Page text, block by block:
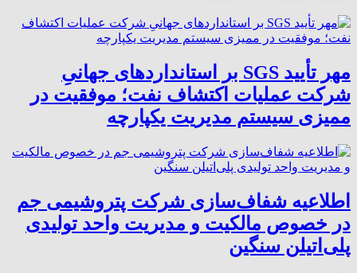
مهر تأیید SGS بر استانداردهای جهانیِ
شرکت عملیات اکتشاف نفت؛ موفقیت در
ممیزی سیستم مدیریت یکپارچه
اطلاعیه شفاف‌سازی شرکت پتروشیمی جم
در خصوص مالکیت و مدیریت واحد تولیدی
پلی‌اتیلن سنگین